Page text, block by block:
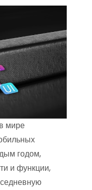
мире
годом,
и функции,